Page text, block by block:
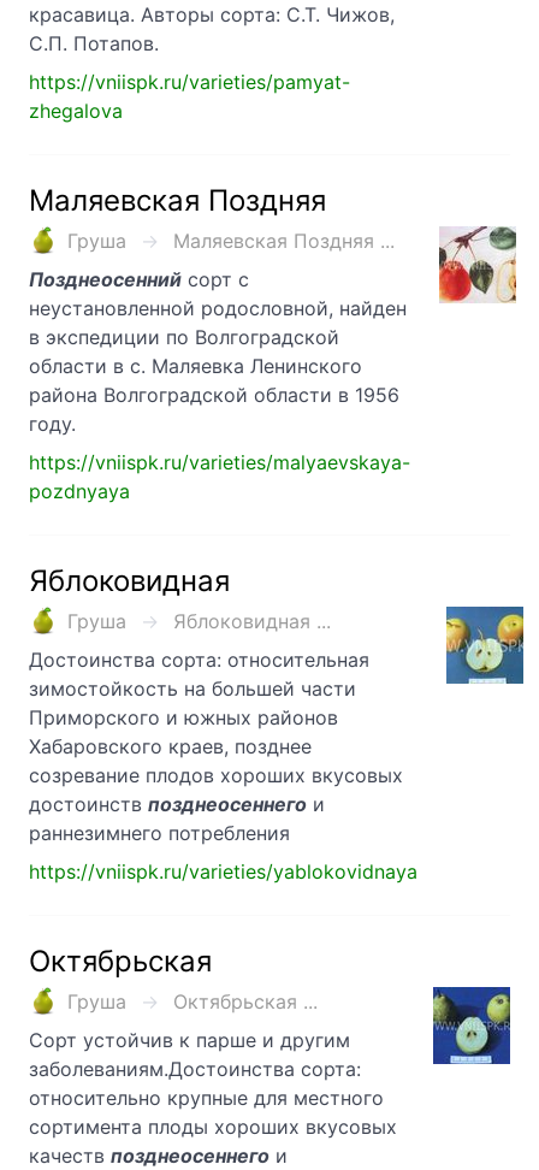
красавица. Авторы сорта: С.Т. Чижов,
С.П. Потапов.
https://vniispk.ru/varieties/pamyat-
zhegalova
Маляевская Поздняя
Груша
Маляевская Поздняя ...
Позднеосенний сорт с
неустановленной родословной, найден
в экспедиции по Волгоградской
области в с. Маляевка Ленинского
района Волгоградской области в 1956
году.
https://vniispk.ru/varieties/malyaevskaya-
pozdnyaya
Яблоковидная
Груша
Яблоковидная ...
Достоинства сорта: относительная
зимостойкость на большей части
Приморского и южных районов
Хабаровского краев, позднее
созревание плодов хороших вкусовых
достоинств позднеосеннего и
раннезимнего потребления
https://vniispk.ru/varieties/yablokovidnaya
Октябрьская
Груша
Октябрьская ...
Сорт устойчив к парше и другим
заболеваниям.Достоинства сорта:
относительно крупные для местного
сортимента плоды хороших вкусовых
качеств позднеосеннего и